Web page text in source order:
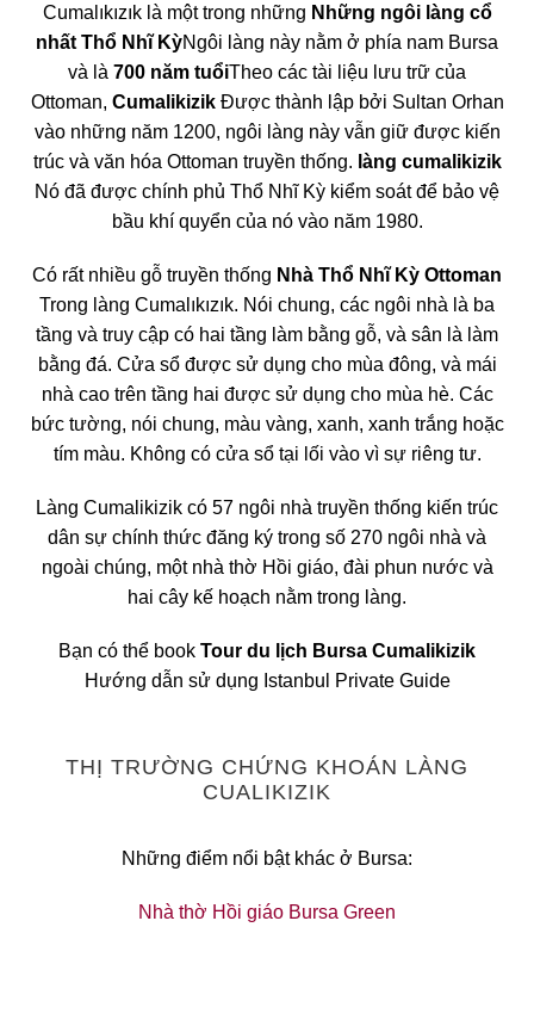
Cumalıkızık là một trong những Những ngôi làng cổ
nhất Thổ Nhĩ KỳNgôi làng này nằm ở phía nam Bursa
và là 700 năm tuổiTheo các tài liệu lưu trữ của
Ottoman, CumalikizikĐược thành lập bởi Sultan Orhan
vào những năm 1200, ngôi làng này vẫn giữ được kiến
trúc và văn hóa Ottoman truyền thống. làng cumalikizik
Nó đã được chính phủ Thổ Nhĩ Kỳ kiểm soát để bảo vệ
bầu khí quyển của nó vào năm 1980.
Có rất nhiều gỗ truyền thống Nhà Thổ Nhĩ Kỳ Ottoman
Trong làng Cumalıkızık. Nói chung, các ngôi nhà là ba
tầng và truy cập có hai tầng làm bằng gỗ, và sân là làm
bằng đá. Cửa sổ được sử dụng cho mùa đông, và mái
nhà cao trên tầng hai được sử dụng cho mùa hè. Các
bức tường, nói chung, màu vàng, xanh, xanh trắng hoặc
tím màu. Không có cửa sổ tại lối vào vì sự riêng tư.
Làng Cumalikizik có 57 ngôi nhà truyền thống kiến trúc
dân sự chính thức đăng ký trong số 270 ngôi nhà và
ngoài chúng, một nhà thờ Hồi giáo, đài phun nước và
hai cây kế hoạch nằm trong làng.
Bạn có thể book Tour du lịch Bursa Cumalikizik
Hướng dẫn sử dụng Istanbul Private Guide
THỊ TRƯỜNG CHỨNG KHOÁN LÀNG
CUALIKIZIK
Những điểm nổi bật khác ở Bursa:
Nhà thờ Hồi giáo Bursa Green